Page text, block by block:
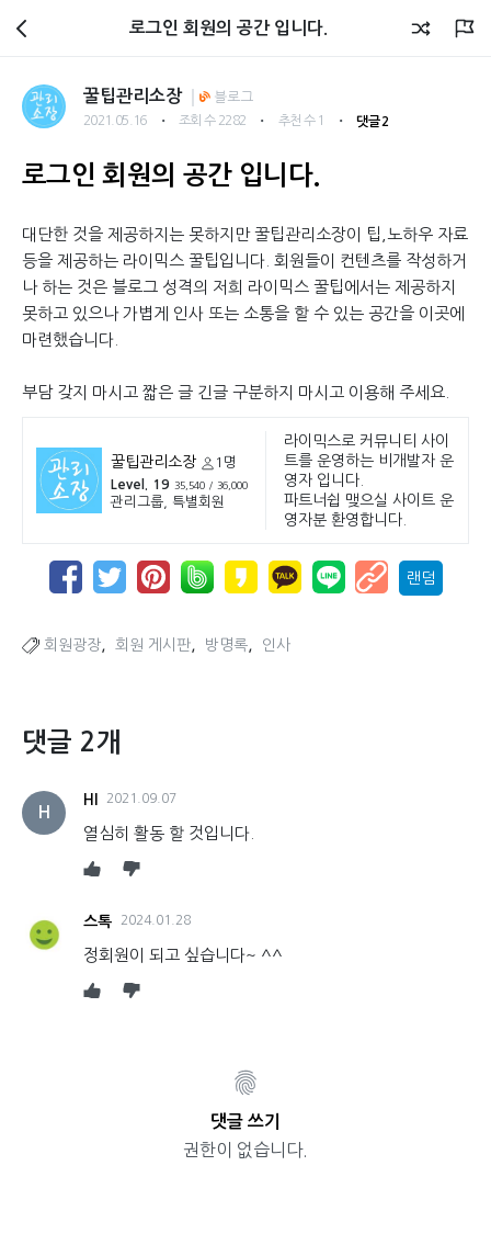
회원광장
로그인 회원의 공간 입니다.
꿀팁관리소장 블로그
2021.05.16 ・ 조회 수 2282 ・ 추천 수 1 ・ 댓글 2
로그인 회원의 공간 입니다.
대단한 것을 제공하지는 못하지만 꿀팁관리소장이 팁,노하우 자료
등을 제공하는 라이믹스 꿀팁입니다. 회원들이 컨텐츠를 작성하거
나 하는 것은 블로그 성격의 저희 라이믹스 꿀팁에서는 제공하지
못하고 있으나 가볍게 인사 또는 소통을 할 수 있는 공간을 이곳에
마련했습니다.
부담 갖지 마시고 짧은 글 긴글 구분하지 마시고 이용해 주세요.
꿀팁관리소장
1명
Level. 19
35,540 / 36,000
관리그룹, 특별회원
라이믹스로 커뮤니티 사이
트를 운영하는 비개발자 운
영자 입니다.
파트너쉽 맺으실 사이트 운
영자분 환영합니다.
랜덤
회원광장 회원 게시판 방명록 인사
댓글 2개
H
HI 2021.09.07
열심히 활동 할 것입니다.
스톡 2024.01.28
정회원이 되고 싶습니다~ ^^
댓글 쓰기
권한이 없습니다.